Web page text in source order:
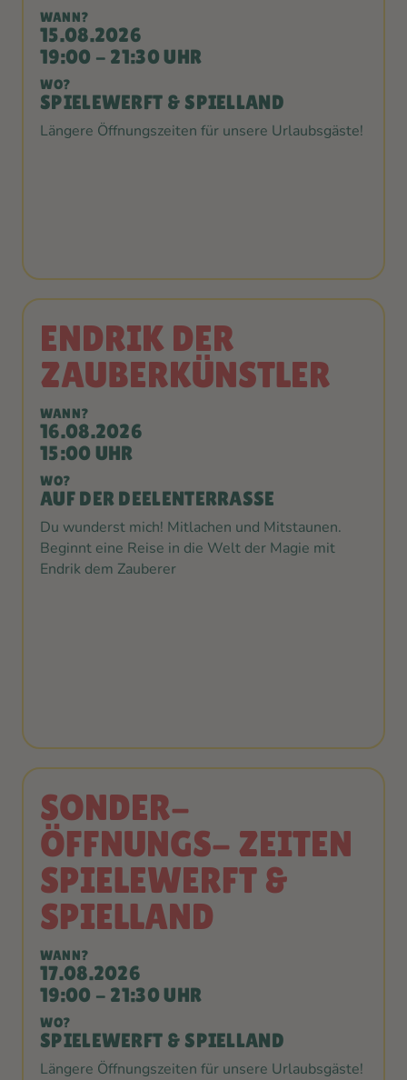
WANN?
15.08.2026
19:00 - 21:30 UHR
WO?
SPIELEWERFT & SPIELLAND
Längere Öffnungszeiten für unsere Urlaubsgäste!
ENDRIK DER
ZAUBERKÜNSTLER
WANN?
16.08.2026
15:00 UHR
WO?
AUF DER DEELENTERRASSE
Du wunderst mich! Mitlachen und Mitstaunen.
Beginnt eine Reise in die Welt der Magie mit
Endrik dem Zauberer
SONDER-
ÖFFNUNGS- ZEITEN
SPIELEWERFT &
SPIELLAND
WANN?
17.08.2026
19:00 - 21:30 UHR
WO?
SPIELEWERFT & SPIELLAND
Längere Öffnungszeiten für unsere Urlaubsgäste!